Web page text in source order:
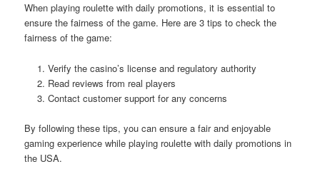
When playing roulette with daily promotions, it is essential to
ensure the fairness of the game. Here are 3 tips to check the
fairness of the game:
Verify the casino’s license and regulatory authority
Read reviews from real players
Contact customer support for any concerns
By following these tips, you can ensure a fair and enjoyable
gaming experience while playing roulette with daily promotions in
the USA.